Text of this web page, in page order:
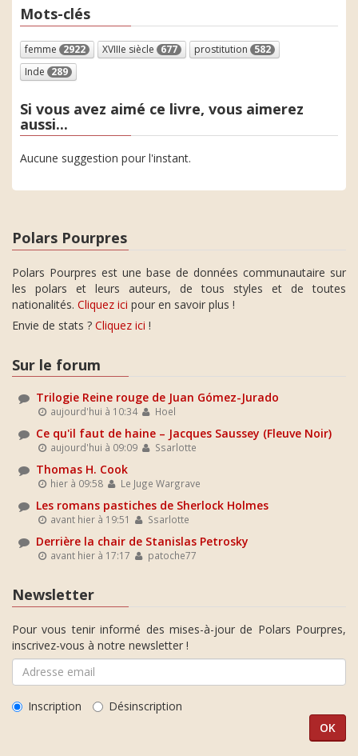
Mots-clés
femme 2922 XVIIIe siècle 677 prostitution 582
Inde 289
Si vous avez aimé ce livre, vous aimerez
aussi...
Aucune suggestion pour l'instant.
Polars Pourpres
Polars Pourpres est une base de données communautaire sur
les polars et leurs auteurs, de tous styles et de toutes
nationalités. Cliquez ici pour en savoir plus !
Envie de stats ? Cliquez ici !
Sur le forum
Trilogie Reine rouge de Juan Gómez-Jurado
aujourd'hui à 10:34 Hoel
Ce qu'il faut de haine – Jacques Saussey (Fleuve Noir)
aujourd'hui à 09:09 Ssarlotte
Thomas H. Cook
hier à 09:58 Le Juge Wargrave
Les romans pastiches de Sherlock Holmes
avant hier à 19:51 Ssarlotte
Derrière la chair de Stanislas Petrosky
avant hier à 17:17 patoche77
Newsletter
Pour vous tenir informé des mises-à-jour de Polars Pourpres,
inscrivez-vous à notre newsletter !
Inscription Désinscription